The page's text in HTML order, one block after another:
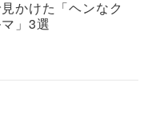
かけた「ヘンなク
」3選